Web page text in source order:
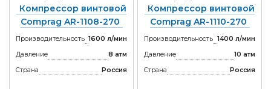
Компрессор винтовой
Comprag AR-1108-270
Производительность 1600 л/мин
Давление
8 атм
Страна
Россия
Компрессор винтовой
Comprag AR-1110-270
Производительность 1400 л/мин
Давление
10 атм
Страна
Россия